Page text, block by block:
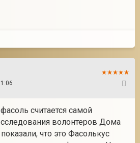
считается самой
волонтеров Дома
что это Фасолькус